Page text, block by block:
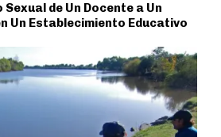
de Un Docente a Un
Un Establecimiento Educativo